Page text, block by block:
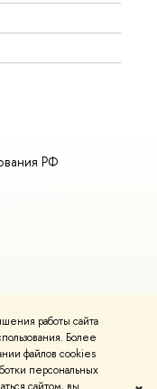
работы сайта
Более
файлов cookies
персональных
РФ